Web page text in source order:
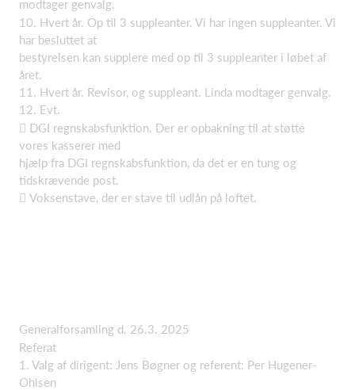
modtager genvalg.
10. Hvert år. Op til 3 suppleanter. Vi har ingen suppleanter. Vi
har besluttet at
bestyrelsen kan supplere med op til 3 suppleanter i løbet af
året.
11. Hvert år. Revisor, og suppleant. Linda modtager genvalg.
12. Evt.
 DGI regnskabsfunktion. Der er opbakning til at støtte
vores kasserer med
hjælp fra DGI regnskabsfunktion, da det er en tung og
tidskrævende post.
 Voksenstave, der er stave til udlån på loftet.
Generalforsamling d. 26.3. 2025
Referat
1. Valg af dirigent: Jens Bøgner og referent: Per Hugener-
Ohlsen